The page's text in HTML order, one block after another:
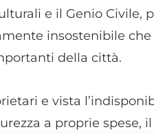
e il Genio Civile,
insostenibile che
della città.
e vista
a proprie spese,